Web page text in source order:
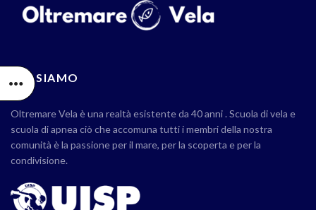
CHI SIAMO
Oltremare Vela è una realtà esistente da 40 anni . Scuola di vela e
scuola di apnea ciò che accomuna tutti i membri della nostra
comunità è la passione per il mare, per la scoperta e per la
condivisione.